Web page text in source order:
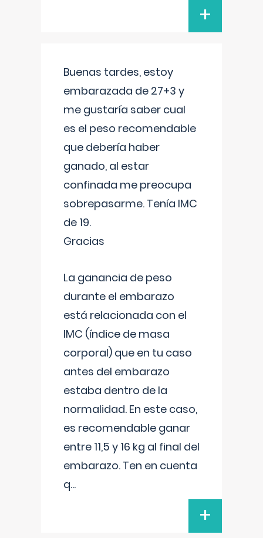
+
Buenas tardes, estoy
embarazada de 27+3 y
me gustaría saber cual
es el peso recomendable
que debería haber
ganado, al estar
confinada me preocupa
sobrepasarme. Tenía IMC
de 19.
Gracias
La ganancia de peso
durante el embarazo
está relacionada con el
IMC (índice de masa
corporal) que en tu caso
antes del embarazo
estaba dentro de la
normalidad. En este caso,
es recomendable ganar
entre 11,5 y 16 kg al final del
embarazo. Ten en cuenta
q...
+